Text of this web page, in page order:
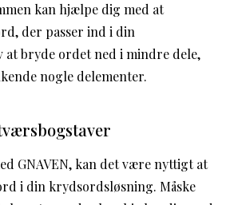
kan hjælpe dig med at
der passer ind i din
at bryde ordet ned i mindre dele,
nogle delementer.
GNAVEN, kan det være nyttigt at
i din krydsordsløsning. Måske